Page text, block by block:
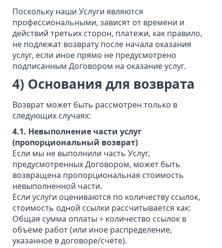
Поскольку наши Услуги являются
профессиональными, зависят от времени и
действий третьих сторон, платежи, как правило,
не подлежат возврату после начала оказания
услуг, если иное прямо не предусмотрено
подписанным Договором на оказание услуг.
4) Основания для возврата
Возврат может быть рассмотрен только в
следующих случаях:
4.1. Невыполнение части услуг
(пропорциональный возврат)
Если мы не выполнили часть Услуг,
предусмотренных Договором, может быть
возвращена пропорциональная стоимость
невыполненной части.
Если услуги оцениваются по количеству ссылок,
стоимость одной ссылки рассчитывается как:
Общая сумма оплаты ÷ количество ссылок в
объёме работ (или иное распределение,
указанное в договоре/счёте).